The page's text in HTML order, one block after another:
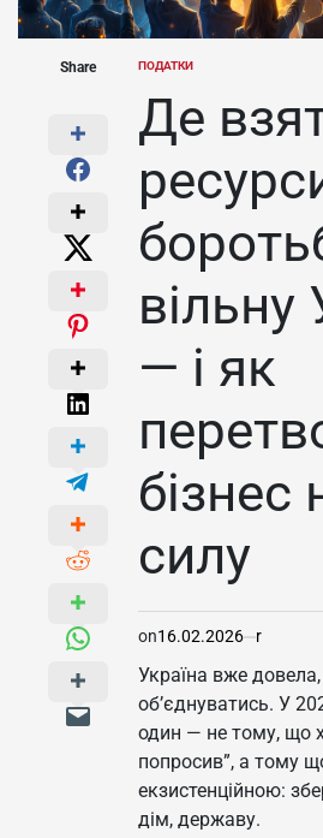
Share
POSTED
ПОДАТКИ
Де
вільну
— і як
бізнес
силу
on16.02.2026 r
Україна вже
об’єднуватись. У
один — не тому, що
попросив”, а тому
екзистенційною:
дім, державу.